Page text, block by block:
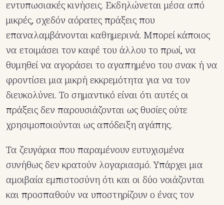
εντυπωσιακές κινήσεις. Εκδηλώνεται μέσα από
μικρές, σχεδόν αόρατες πράξεις που
επαναλαμβάνονται καθημερινά. Μπορεί κάποιος
να ετοιμάσει τον καφέ του άλλου το πρωί, να
θυμηθεί να αγοράσει το αγαπημένο του σνακ ή να
φροντίσει μια μικρή εκκρεμότητα για να τον
διευκολύνει. Το σημαντικό είναι ότι αυτές οι
πράξεις δεν παρουσιάζονται ως θυσίες ούτε
χρησιμοποιούνται ως απόδειξη αγάπης.
Τα ζευγάρια που παραμένουν ευτυχισμένα
συνήθως δεν κρατούν λογαριασμό. Υπάρχει μια
αμοιβαία εμπιστοσύνη ότι και οι δύο νοιάζονται
και προσπαθούν να υποστηρίζουν ο ένας τον